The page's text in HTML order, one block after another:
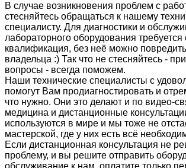
В случае возникновения проблем с
стесняйтесь обращаться к нашему
специалисту. Для диагностики и
лабораторного оборудования
квалификация, без неё можно
владельца :) Так что не стесняйтесь -
вопросы - всегда поможем.
Наши технические специалисты с
помогут Вам продиагностировать и
что нужно. Они это делают и по видео-
медицина и дистанционные
используются в мире и мы тоже не
мастерской, где у них есть всё
Если дистанционная консультация не
проблему, и вы решите отправить